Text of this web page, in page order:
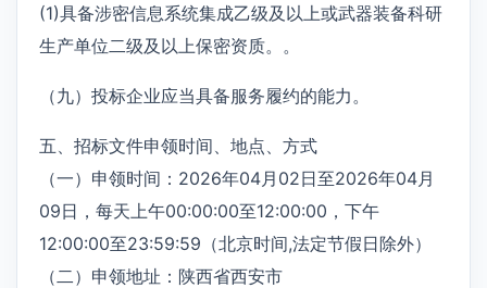
(1)具备涉密信息系统集成乙级及以上或武器装备科研
生产单位二级及以上保密资质。。
（九）投标企业应当具备服务履约的能力。
五、招标文件申领时间、地点、方式
（一）申领时间：2026年04月02日至2026年04月
09日，每天上午00:00:00至12:00:00，下午
12:00:00至23:59:59（北京时间,法定节假日除外）
（二）申领地址：陕西省西安市